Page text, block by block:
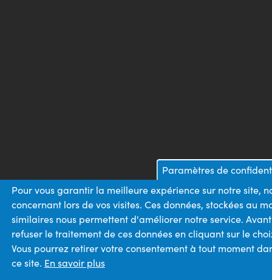
Paramètres de
Pour vous garantir la meilleure expérience sur notre site,
concernant lors de vos visites. Ces données, stockées au
similaires nous permettent d'améliorer notre service.
refuser le traitement de ces données en cliquant sur le
Vous pourrez retirer votre consentement à tout moment
ce site. En savoir plus